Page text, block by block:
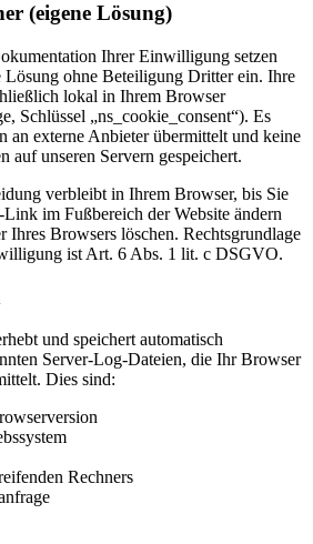
(eigene Lösung)
Ihrer Einwilligung setzen
Lösung ohne Beteiligung Dritter ein. Ihre
lokal in Ihrem Browser
Schlüssel „ns_cookie_consent“). Es
an externe Anbieter übermittelt und keine
auf unseren Servern gespeichert.
verbleibt in Ihrem Browser, bis Sie
im Fußbereich der Website ändern
Ihres Browsers löschen. Rechtsgrundlage
ist Art. 6 Abs. 1 lit. c DSGVO.
und speichert automatisch
Server-Log-Dateien, die Ihr Browser
Dies sind:
Rechners